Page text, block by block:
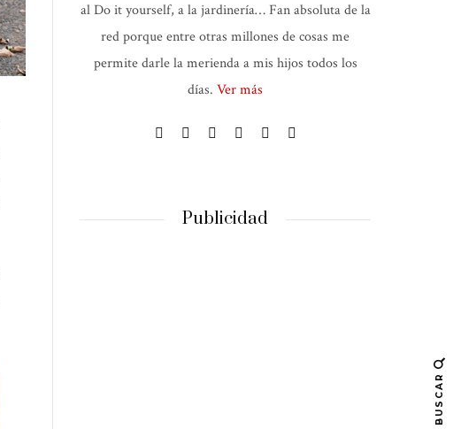
al Do it yourself, a la jardinería… Fan absoluta de la
red porque entre otras millones de cosas me
permite darle la merienda a mis hijos todos los
días. Ver más
Publicidad
BUSCAR